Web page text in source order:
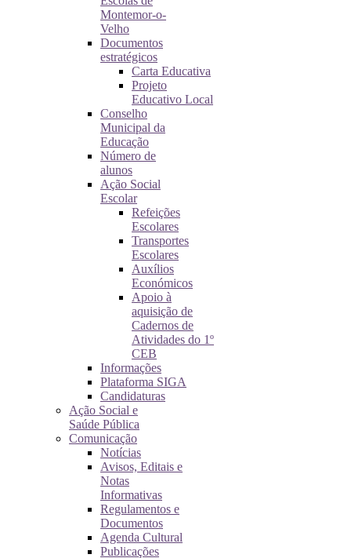
Montemor-o-
Velho
Documentos
estratégicos
Carta Educativa
Projeto
Educativo Local
Conselho
Municipal da
Educação
Número de
alunos
Ação Social
Escolar
Refeições
Escolares
Transportes
Escolares
Auxílios
Económicos
Apoio à
aquisição de
Cadernos de
Atividades do 1º
CEB
Informações
Plataforma SIGA
Candidaturas
Ação Social e
Saúde Pública
Comunicação
Notícias
Avisos, Editais e
Notas
Informativas
Regulamentos e
Documentos
Agenda Cultural
Publicações